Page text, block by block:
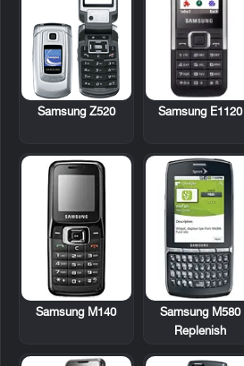
Samsung E1120
Samsung Z520
Samsung M580
Replenish
Samsung M140